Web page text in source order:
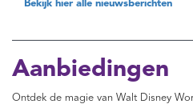
Bekijk hier alle nieuwsberichten
Aanbiedingen
Ontdek de magie van Walt Disney